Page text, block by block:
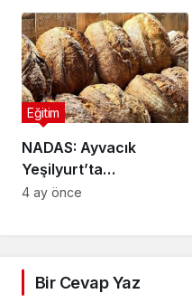
NADAS: Ayvacık
Yeşilyurt’ta
Sürdürülebilir Turizm,
Eğitim
4 ay önce
Bir Cevap Yaz